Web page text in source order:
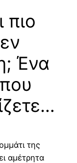
πιο
Ένα
της
αμέτρητα